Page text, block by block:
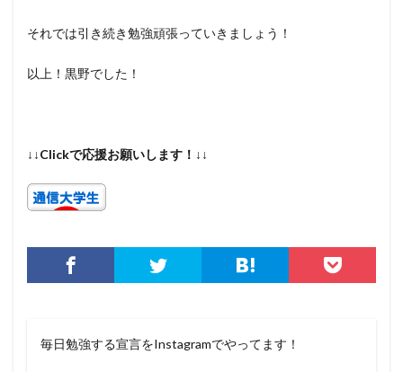
それでは引き続き勉強頑張っていきましょう！
以上！黒野でした！
↓↓Clickで応援お願いします！↓↓
毎日勉強する宣言をInstagramでやってます！